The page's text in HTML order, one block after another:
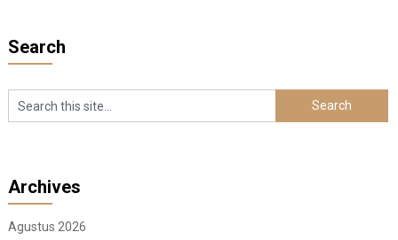
Search
Archives
Agustus 2026